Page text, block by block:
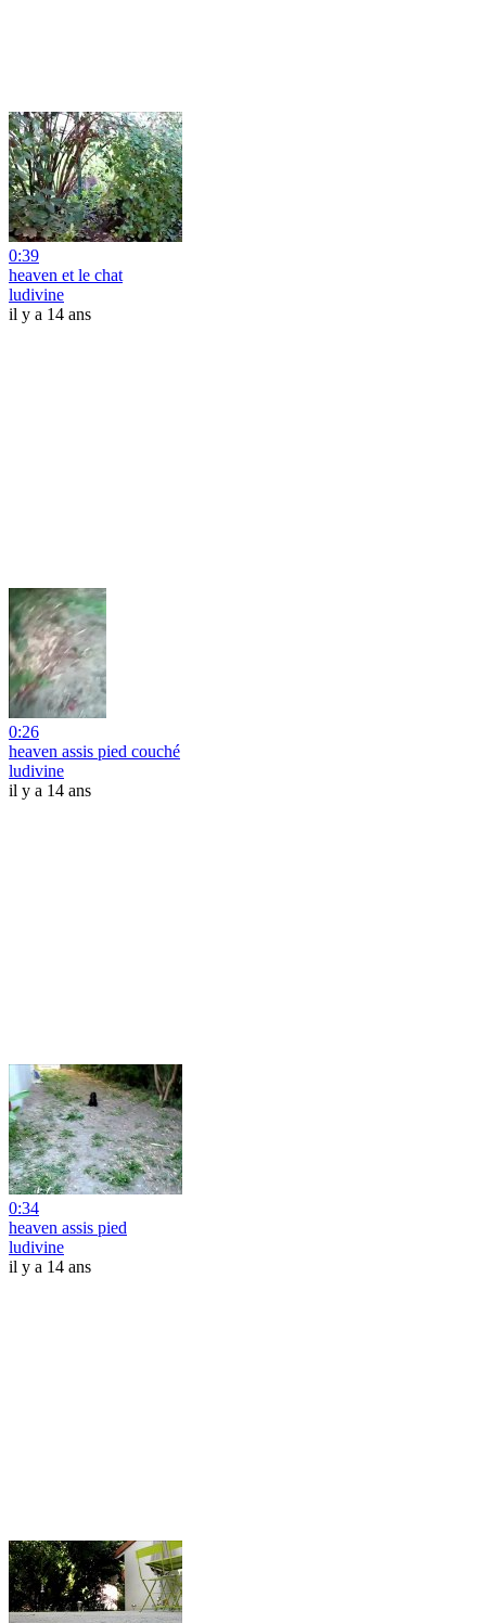
0:39
heaven et le chat
ludivine
il y a 14 ans
0:26
heaven assis pied couché
ludivine
il y a 14 ans
0:34
heaven assis pied
ludivine
il y a 14 ans